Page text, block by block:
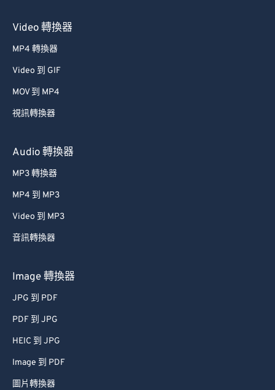
Video 轉換器
MP4 轉換器
Video 到 GIF
MOV 到 MP4
視訊轉換器
Audio 轉換器
MP3 轉換器
MP4 到 MP3
Video 到 MP3
音訊轉換器
Image 轉換器
JPG 到 PDF
PDF 到 JPG
HEIC 到 JPG
Image 到 PDF
圖片轉換器